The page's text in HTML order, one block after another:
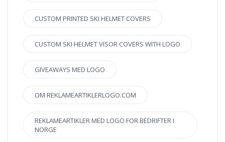
CUSTOM PRINTED SKI HELMET COVERS
CUSTOM SKI HELMET VISOR COVERS WITH LOGO
GIVEAWAYS MED LOGO
OM REKLAMEARTIKLERLOGO.COM
REKLAMEARTIKLER MED LOGO FOR BEDRIFTER I
NORGE